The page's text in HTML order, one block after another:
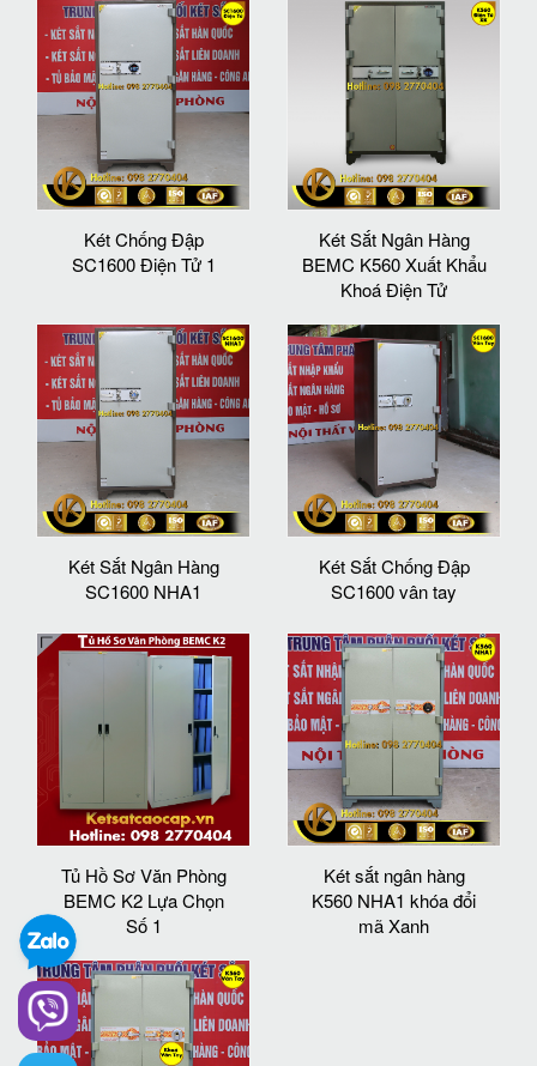
Két Chống Đập
SC1600 Điện Tử 1
Két Sắt Ngân Hàng
BEMC K560 Xuất Khẩu
Khoá Điện Tử
Két Sắt Ngân Hàng
SC1600 NHA1
Két Sắt Chống Đập
SC1600 vân tay
Tủ Hồ Sơ Văn Phòng
BEMC K2 Lựa Chọn
Số 1
Két sắt ngân hàng
K560 NHA1 khóa đổi
mã Xanh